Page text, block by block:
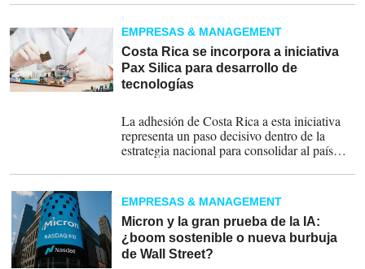
internacionales de la materia, la 'Agenda
Nacional de Tecnologías Avanzadas:
Inteligencia Artificial, Semiconductores y
Microelectrónica'.
EMPRESAS & MANAGEMENT
Costa Rica se incorpora a iniciativa
Pax Silica para desarrollo de
tecnologías
La adhesión de Costa Rica a esta iniciativa
representa un paso decisivo dentro de la
estrategia nacional para consolidar al país
de los semiconductores.
EMPRESAS & MANAGEMENT
Micron y la gran prueba de la IA:
¿boom sostenible o nueva burbuja
de Wall Street?